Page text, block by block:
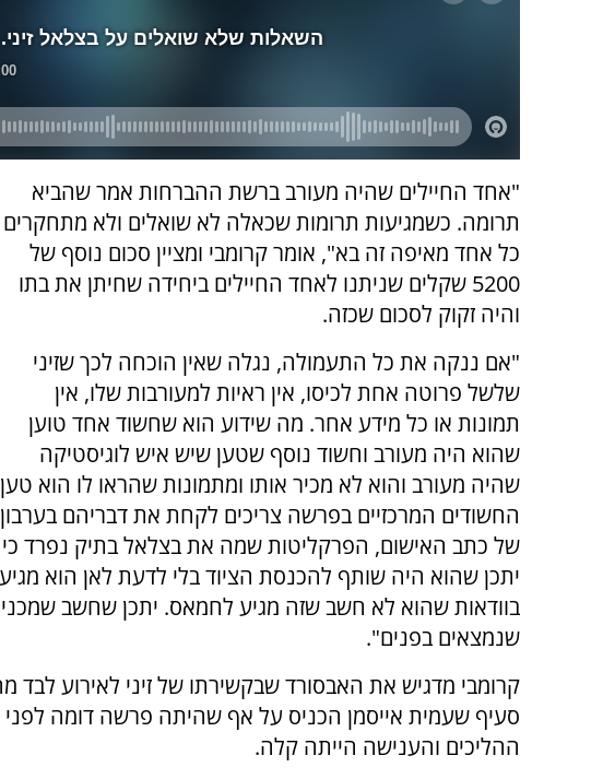
"אחד החיילים שהיה מעורב ברשת ההברחות אמר שהביא
תרומה. כשמגיעות תרומות שכאלה לא שואלים ולא מתחקרים
כל אחד מאיפה זה בא", אומר קרומבי ומציין סכום נוסף של
5200 שקלים שניתנו לאחד החיילים ביחידה שחיתן את בתו
והיה זקוק לסכום שכזה.
"אם ננקה את כל התעמולה, נגלה שאין הוכחה לכך שזיני
שלשל פרוטה אחת לכיסו, אין ראיות למעורבות שלו, אין
תמונות או כל מידע אחר. מה שידוע הוא שחשוד אחד טוען
שהוא היה מעורב וחשוד נוסף שטען שיש איש לוגיסטיקה
שהיה מעורב והוא לא מכיר אותו ומתמונות שהראו לו הוא
החשודים המרכזיים בפרשה צריכים לקחת את דבריהם
של כתב האישום, הפרקליטות שמה את בצלאל בתיק נפרד
יתכן שהוא היה שותף להכנסת הציוד בלי לדעת לאן הוא
בוודאות שהוא לא חשב שזה מגיע לחמאס. יתכן שחשב
שנמצאים בפנים".
קרומבי מדגיש את האבסורד שבקשירתו של זיני לאירוע
סעיף שעמית אייסמן הכניס על אף שהיתה פרשה דומה
ההליכים והענישה הייתה קלה.